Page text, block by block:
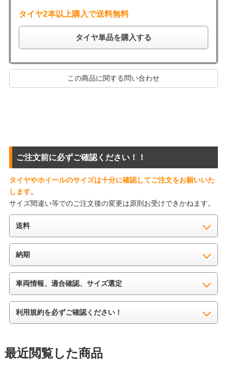
タイヤ2本以上購入で送料無料
タイヤ単品を購入する
この商品に関する問い合わせ
ご注文前に必ずご確認ください！！
タイヤやホイールのサイズは十分に確認してご注文をお願いいた
します。
サイズ間違い等でのご注文後の変更は原則お受けできかねます。
送料
納期
車両情報、適合確認、サイズ選定
利用規約を必ずご確認ください！
最近閲覧した商品